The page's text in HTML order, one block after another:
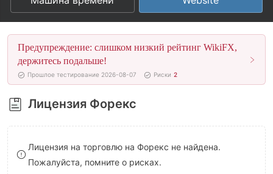
3
4
5
6
7
8
9
6
7
8
9
Предупреждение: слишком низкий рейтинг WikiFX,
держитесь подальше!
Прошлое тестирование 2026-08-07 Риски 2
Лицензия Форекс
Лицензия на торговлю на Форекс не найдена.
Пожалуйста, помните о рисках.